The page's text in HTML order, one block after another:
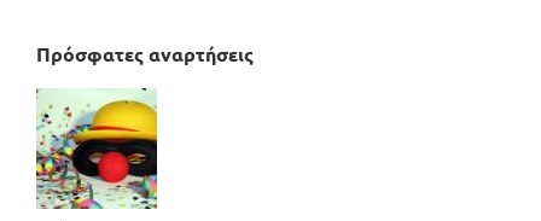
Πρόσφατες αναρτήσεις